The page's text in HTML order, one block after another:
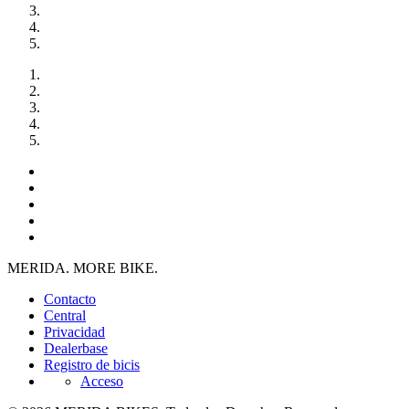
MERIDA. MORE BIKE.
Contacto
Central
Privacidad
Dealerbase
Registro de bicis
Acceso